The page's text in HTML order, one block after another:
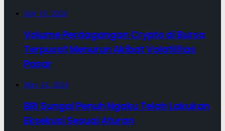
July 19, 2024
Volume Perdagangan Crypto di Bursa
Terpusat Menurun Akibat Volatilitas
Pasar
May 14, 2024
BRI Sungai Penuh Ngaku Telah Lakukan
Eksekusi Sesuai Aturan